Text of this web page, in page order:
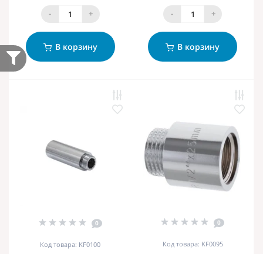
- +
В корзину
- +
В корзину
0
Код товара: KF0100
0
Код товара: KF0095